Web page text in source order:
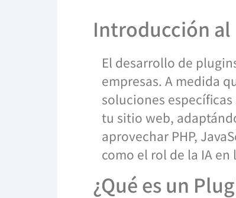
Introducción al
El desarrollo de
empresas. A medida
soluciones
tu sitio web,
aprovechar PHP,
como el rol de la IA
¿Qué es un